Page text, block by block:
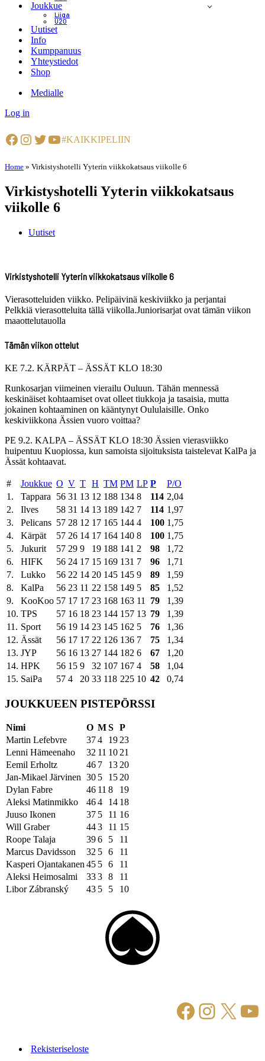
Joukkue
Liiga
U20
Uutiset
Info
Kumppanuus
Yhteystiedot
Shop
Medialle
Log in
Facebook
Instagram
Twitter
YouTube
#KAIKKIPELIIN
Home » Virkistyshotelli Yyterin viikkokatsaus viikolle 6
Virkistyshotelli Yyterin viikkokatsaus
viikolle 6
Uutiset
Virkistyshotelli Yyterin viikkokatsaus viikolle 6
Vierasotteluiden viikko. Pelipäivinä keskiviikko ja perjantai
Pelkkiä vierasotteluita tällä viikolla.Juniorisarjat ovat tämän viikon
maaottelutauolla
Tämän viikon ottelut
KE 7.2. KÄRPÄT – ÄSSÄT KLO 18:30
Runkosarjan viimeinen vierailu Ouluun. Tähän mennessä
keskinäiset kohtaamiset ovat olleet tiukkoja ja tasaisia, mutta
jokainen kohtaaminen on kääntynyt Oululaisille. Onko
keskiviikkona Ässien vuoro voittaa?
PE 9.2. KALPA – ÄSSÄT KLO 18:30 Ässien vierasviikko
huipentuu Kuopiossa, kun samoista sijoituksista taistelevat KalPa ja
Ässät kohtaavat.
# Joukkue O V T H TM PM LP P
P/O
1.
Tappara 56 31 13 12 188 134 8 114 2,04
2.
Ilves 58 31 14 13 189 142 7 114 1,97
3.
Pelicans 57 28 12 17 165 144 4 100 1,75
4.
Kärpät 57 26 14 17 164 140 8 100 1,75
5.
Jukurit 57 29 9 19 188 141 2 98
1,72
6.
HIFK 56 24 17 15 169 131 7 96
1,71
7.
Lukko 56 22 14 20 145 145 9 89
1,59
8.
KalPa 56 23 11 22 158 149 5 85
1,52
9.
KooKoo 57 17 17 23 168 163 11 79
1,39
10. TPS 57 16 18 23 144 157 13 79
1,39
11. Sport 56 19 14 23 145 162 5 76
1,36
12. Ässät 56 17 17 22 126 136 7 75
1,34
13. JYP 56 16 13 27 144 182 6 67
1,20
14. HPK 56 15 9 32 107 167 4 58
1,04
15. SaiPa 57 4 20 33 118 225 10 42 0,74
JOUKKUEEN PISTEPÖRSSI
Nimi O MS P
Martin Lefebvre
374 19 23
Lenni Hämeenaho
32 11 10 21
Eemil Erholtz
46 7 13 20
Jan-Mikael Järvinen 30 5 15 20
Dylan Fabre
46 11 8
19
Aleksi Matinmikko
464 14 18
Juuso Ikonen
37 5 11 16
Will Graber
443 11 15
Roope Talaja
396 5
11
Marcus Davidsson
32 5 6
11
Kasperi Ojantakanen 45 5 6
11
Aleksi Heimosalmi
333 8
11
Libor Zábranský
43 5 5 10
Facebook
X
Rekisteriseloste